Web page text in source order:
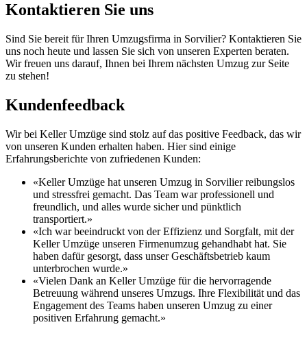
Kontaktieren Sie uns
Sind Sie bereit für Ihren Umzugsfirma in Sorvilier? Kontaktieren Sie
uns noch heute und lassen Sie sich von unseren Experten beraten.
Wir freuen uns darauf, Ihnen bei Ihrem nächsten Umzug zur Seite
zu stehen!
Kundenfeedback
Wir bei Keller Umzüge sind stolz auf das positive Feedback, das wir
von unseren Kunden erhalten haben. Hier sind einige
Erfahrungsberichte von zufriedenen Kunden:
«Keller Umzüge hat unseren Umzug in Sorvilier reibungslos
und stressfrei gemacht. Das Team war professionell und
freundlich, und alles wurde sicher und pünktlich
transportiert.»
«Ich war beeindruckt von der Effizienz und Sorgfalt, mit der
Keller Umzüge unseren Firmenumzug gehandhabt hat. Sie
haben dafür gesorgt, dass unser Geschäftsbetrieb kaum
unterbrochen wurde.»
«Vielen Dank an Keller Umzüge für die hervorragende
Betreuung während unseres Umzugs. Ihre Flexibilität und das
Engagement des Teams haben unseren Umzug zu einer
positiven Erfahrung gemacht.»